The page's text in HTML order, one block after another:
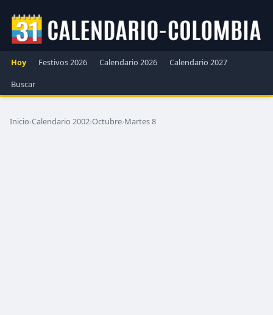
Hoy Festivos 2026 Calendario 2026
Calendario 2027
Buscar
Inicio›Calendario 2002›Octubre›Martes 8